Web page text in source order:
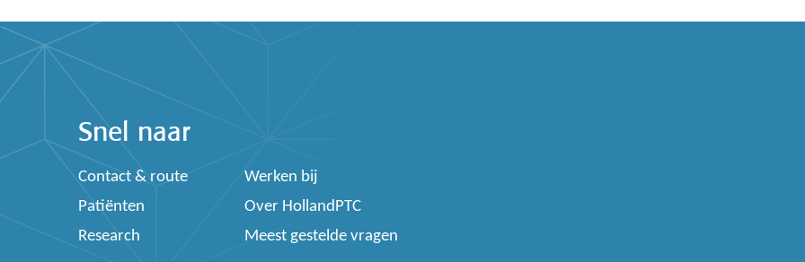
Snel naar
Contact & route
Werken bij
Patiënten
Over HollandPTC
Research
Meest gestelde vragen